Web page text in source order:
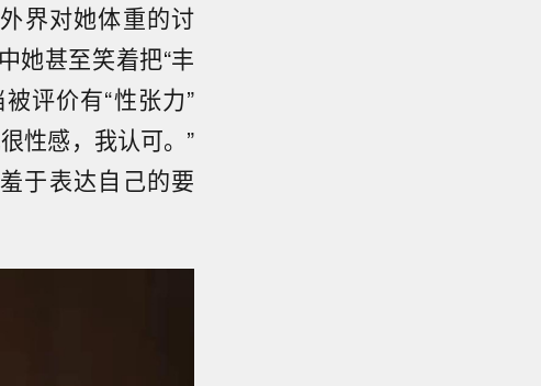
界对她体重的讨
她甚至笑着把“丰
评价有“性张力”
性感，我认可。”
于表达自己的要